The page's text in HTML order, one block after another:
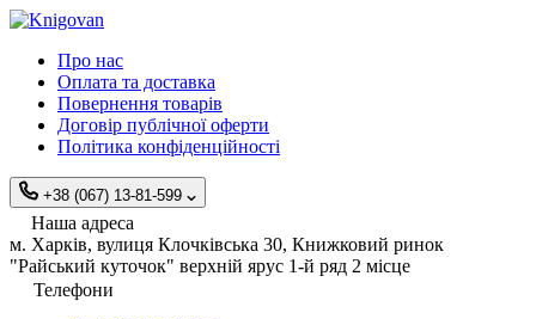
Про нас
Оплата та доставка
Повернення товарів
Договір публічної оферти
Політика конфіденційності
+38 (067) 13-81-599
Наша адреса
м. Харків, вулиця Клочківська 30, Книжковий ринок
"Райський куточок" верхній ярус 1-й ряд 2 місце
Телефони